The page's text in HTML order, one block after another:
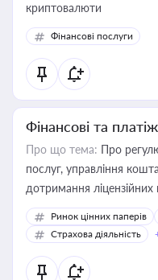
криптовалюти
Фінансові послуги
Фінансові та
Про що тема: Про
послуг, управління коштами, приймання платежів та
дотримання ліцензійних
Ринок цінних паперів
Страхова діяльність